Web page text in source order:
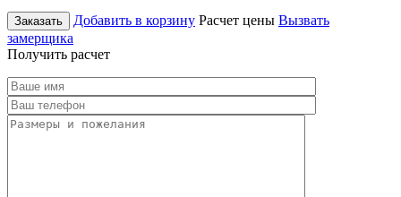
Заказать Добавить в корзину Расчет цены Вызвать
замерщика
Получить расчет